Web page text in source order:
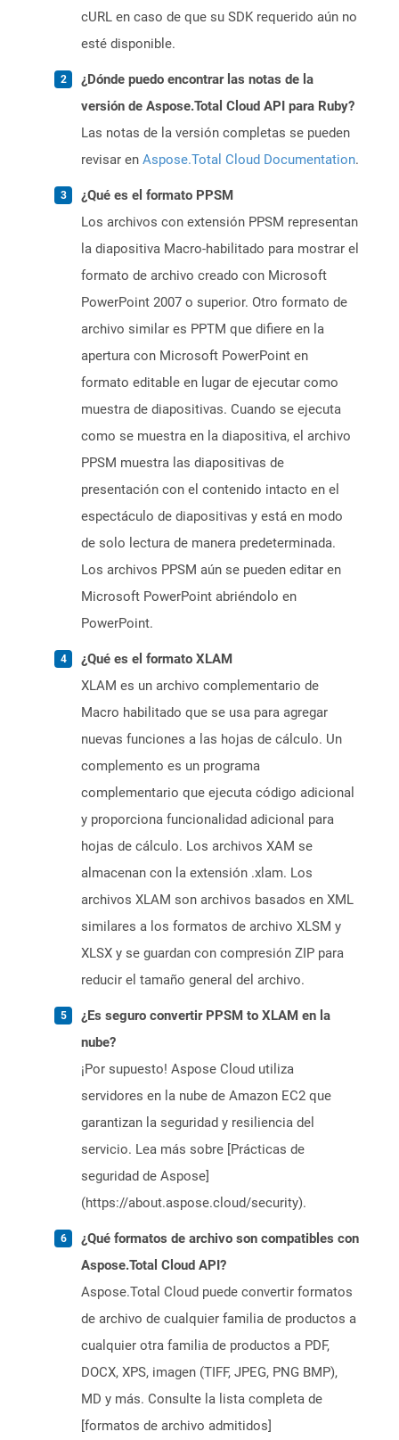
cURL en caso de que su SDK requerido aún no
esté disponible.
¿Dónde puedo encontrar las notas de la
versión de Aspose.Total Cloud API para Ruby?
Las notas de la versión completas se pueden
revisar en Aspose.Total Cloud Documentation.
¿Qué es el formato PPSM
Los archivos con extensión PPSM representan
la diapositiva Macro-habilitado para mostrar el
formato de archivo creado con Microsoft
PowerPoint 2007 o superior. Otro formato de
archivo similar es PPTM que difiere en la
apertura con Microsoft PowerPoint en
formato editable en lugar de ejecutar como
muestra de diapositivas. Cuando se ejecuta
como se muestra en la diapositiva, el archivo
PPSM muestra las diapositivas de
presentación con el contenido intacto en el
espectáculo de diapositivas y está en modo
de solo lectura de manera predeterminada.
Los archivos PPSM aún se pueden editar en
Microsoft PowerPoint abriéndolo en
PowerPoint.
¿Qué es el formato XLAM
XLAM es un archivo complementario de
Macro habilitado que se usa para agregar
nuevas funciones a las hojas de cálculo. Un
complemento es un programa
complementario que ejecuta código adicional
y proporciona funcionalidad adicional para
hojas de cálculo. Los archivos XAM se
almacenan con la extensión .xlam. Los
archivos XLAM son archivos basados ​​en XML
similares a los formatos de archivo XLSM y
XLSX y se guardan con compresión ZIP para
reducir el tamaño general del archivo.
¿Es seguro convertir PPSM to XLAM en la
nube?
¡Por supuesto! Aspose Cloud utiliza
servidores en la nube de Amazon EC2 que
garantizan la seguridad y resiliencia del
servicio. Lea más sobre [Prácticas de
seguridad de Aspose]
(https://about.aspose.cloud/security).
¿Qué formatos de archivo son compatibles con
Aspose.Total Cloud API?
Aspose.Total Cloud puede convertir formatos
de archivo de cualquier familia de productos a
cualquier otra familia de productos a PDF,
DOCX, XPS, imagen (TIFF, JPEG, PNG BMP),
MD y más. Consulte la lista completa de
[formatos de archivo admitidos]